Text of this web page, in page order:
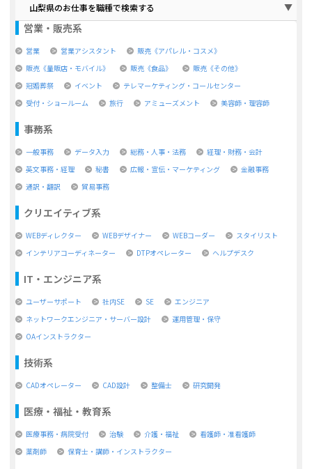
山梨県のお仕事を職種で検索する
営業・販売系
営業 営業アシスタント
販売《アパレル・コスメ》
販売《量販店・モバイル》
販売《食品》
販売《その他》
冠婚葬祭
イベント
テレマーケティング・コールセンター
受付・ショールーム
旅行 アミューズメント 美容師・理容師
事務系
一般事務 データ入力 総務・人事・法務
経理・財務・会計
英文事務・経理
秘書 広報・宣伝・マーケティング
金融事務
通訳・翻訳
貿易事務
クリエイティブ系
WEBディレクター WEBデザイナー WEBコーダー
スタイリスト
インテリアコーディネーター
DTPオペレーター ヘルプデスク
IT・エンジニア系
ユーザーサポート 社内SE SE
エンジニア
ネットワークエンジニア・サーバー設計
運用管理・保守
OAインストラクター
技術系
CADオペレーター CAD設計 整備士 研究開発
医療・福祉・教育系
医療事務・病院受付 治験 介護・福祉
看護師・准看護師
薬剤師
保育士・講師・インストラクター